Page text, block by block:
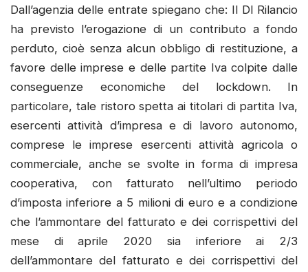
Dall’agenzia delle entrate spiegano che: Il Dl Rilancio
ha previsto l’erogazione di un contributo a fondo
perduto, cioè senza alcun obbligo di restituzione, a
favore delle imprese e delle partite Iva colpite dalle
conseguenze economiche del lockdown. In
particolare, tale ristoro spetta ai titolari di partita Iva,
esercenti attività d’impresa e di lavoro autonomo,
comprese le imprese esercenti attività agricola o
commerciale, anche se svolte in forma di impresa
cooperativa, con fatturato nell’ultimo periodo
d’imposta inferiore a 5 milioni di euro e a condizione
che l’ammontare del fatturato e dei corrispettivi del
mese di aprile 2020 sia inferiore ai 2/3
dell’ammontare del fatturato e dei corrispettivi del